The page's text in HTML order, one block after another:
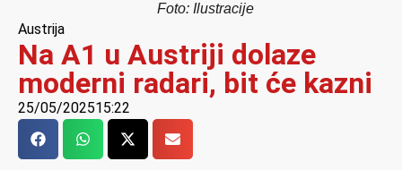
Foto: Ilustracije
Austrija
Na A1 u Austriji dolaze
moderni radari, bit će kazni
25/05/202515:22